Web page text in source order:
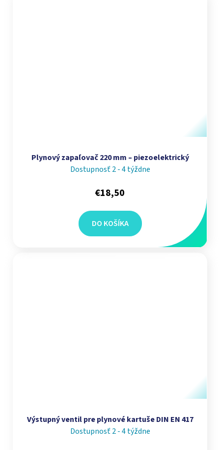
Plynový zapaľovač 220 mm – piezoelektrický
Dostupnosť 2 - 4 týždne
€18,50
DO KOŠÍKA
Výstupný ventil pre plynové kartuše DIN EN 417
Dostupnosť 2 - 4 týždne